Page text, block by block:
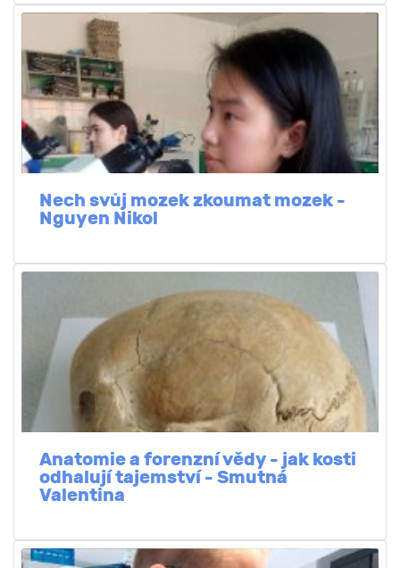
Nech svůj mozek zkoumat mozek -
Nguyen Nikol
Anatomie a forenzní vědy - jak kosti
odhalují tajemství - Smutná
Valentina